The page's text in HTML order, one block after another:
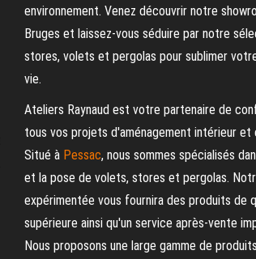
environnement. Venez découvrir notre
Bruges et laissez-vous séduire par notre
stores, volets et pergolas pour sublimer
vie.
Ateliers Raynaud est votre partenaire de
tous vos projets d'aménagement intérieur et
Situé à Pessac, nous sommes spécialisés
et la pose de volets, stores et pergolas.
expérimentée vous fournira des produits de
supérieure ainsi qu'un service après-vente
Nous proposons une large gamme de